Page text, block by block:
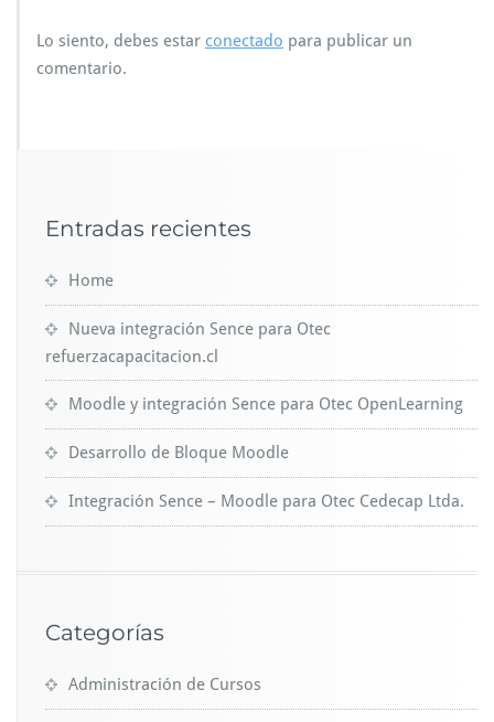
Lo siento, debes estar conectado para publicar un
comentario.
Entradas recientes
Home
Nueva integración Sence para Otec
refuerzacapacitacion.cl
Moodle y integración Sence para Otec OpenLearning
Desarrollo de Bloque Moodle
Integración Sence – Moodle para Otec Cedecap Ltda.
Categorías
Administración de Cursos